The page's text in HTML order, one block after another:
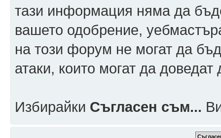
тази информация няма да
вашето одобрение,
на този форум не могат да
атаки, които могат да
Избирайки Съгласен съм...